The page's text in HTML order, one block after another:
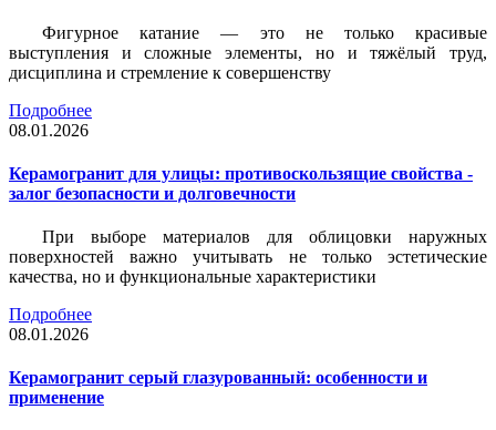
Фигурное катание — это не только красивые
выступления и сложные элементы, но и тяжёлый труд,
дисциплина и стремление к совершенству
Подробнее
08.01.2026
Керамогранит для улицы: противоскользящие свойства -
залог безопасности и долговечности
При выборе материалов для облицовки наружных
поверхностей важно учитывать не только эстетические
качества, но и функциональные характеристики
Подробнее
08.01.2026
Керамогранит серый глазурованный: особенности и
применение